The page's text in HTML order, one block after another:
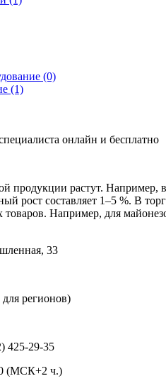
(0)
(1)
онлайн и бесплатно
растут. Например,
рост составляет 1–5 %. В
Например, для
33
регионов)
425-29-35
(МСК+2 ч.)